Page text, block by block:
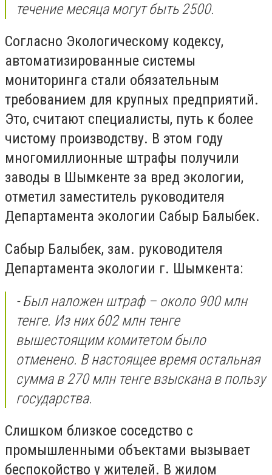
течение месяца могут быть 2500.
Согласно Экологическому кодексу,
автоматизированные системы
мониторинга стали обязательным
требованием для крупных предприятий.
Это, считают специалисты, путь к более
чистому производству. В этом году
многомиллионные штрафы получили
заводы в Шымкенте за вред экологии,
отметил заместитель руководителя
Департамента экологии Сабыр Балыбек.
Сабыр Балыбек, зам. руководителя
Департамента экологии г. Шымкента:
- Был наложен штраф – около 900 млн
тенге. Из них 602 млн тенге
вышестоящим комитетом было
отменено. В настоящее время остальная
сумма в 270 млн тенге взыскана в пользу
государства.
Слишком близкое соседство с
промышленными объектами вызывает
беспокойство у жителей. В жилом